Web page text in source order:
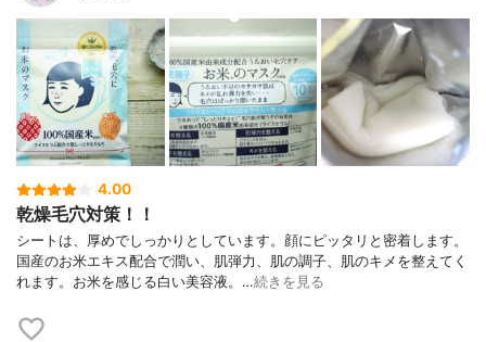
4.00
乾燥毛穴対策！！
シートは、厚めでしっかりとしています。顔にピッタリと密着します。
国産のお米エキス配合で潤い、肌弾力、肌の調子、肌のキメを整えてく
れます。お米を感じる白い美容液。…続きを見る